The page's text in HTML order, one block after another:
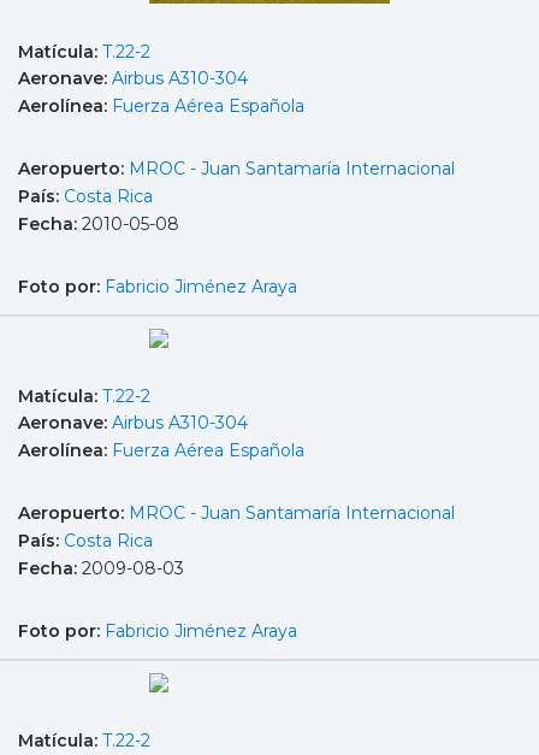
Matícula: T.22-2
Aeronave: Airbus A310-304
Aerolínea: Fuerza Aérea Española
Aeropuerto: MROC - Juan Santamaría Internacional
País: Costa Rica
Fecha: 2010-05-08
Foto por: Fabricio Jiménez Araya
Matícula: T.22-2
Aeronave: Airbus A310-304
Aerolínea: Fuerza Aérea Española
Aeropuerto: MROC - Juan Santamaría Internacional
País: Costa Rica
Fecha: 2009-08-03
Foto por: Fabricio Jiménez Araya
Matícula: T.22-2